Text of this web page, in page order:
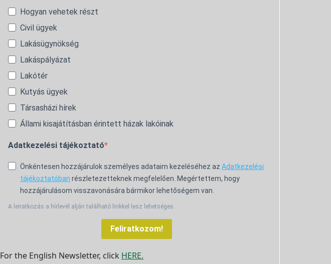
Hogyan vehetek részt
Civil ügyek
Lakásügynökség
Lakáspályázat
Lakótér
Kutyás ügyek
Társasházi hírek
Állami kisajátításban érintett házak lakóinak
Adatkezelési tájékoztató
Önkéntesen hozzájárulok személyes adataim kezeléséhez az Adatkezelési
tájékoztatóban részletezetteknek megfelelően. Megértettem, hogy
hozzájárulásom visszavonására bármikor lehetőségem van.
A leiratkozás a hírlevél alján található linkkel lesz lehetséges.
Feliratkozom!
For the English Newsletter, click HERE.